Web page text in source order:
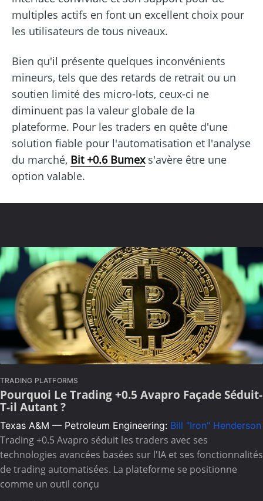
multiples actifs en font un excellent choix pour
les utilisateurs de tous niveaux.
Bien qu'il présente quelques inconvénients
mineurs, tels que des retards de retrait ou un
soutien limité des micro-lots, ceux-ci ne
diminuent pas la valeur globale de la
plateforme. Pour les traders en quête d'une
solution fiable pour l'automatisation et l'analyse
du marché, Bit +0.6 Bumexs'avère être une
option valable.
TRADING PLATFORMS
Pourquoi Le Trading +0.5 Avapro Façade Séduit-
T-il Autant ?
Texas A&M — Petroleum Engineering: Bill "Iron" Henderson
Trading +0.5 Avapro séduit les traders avec ses
technologies avancées basées sur l'IA et ses fonctionnalités
de trading automatisées. La plateforme se positionne
comme un outil conçu